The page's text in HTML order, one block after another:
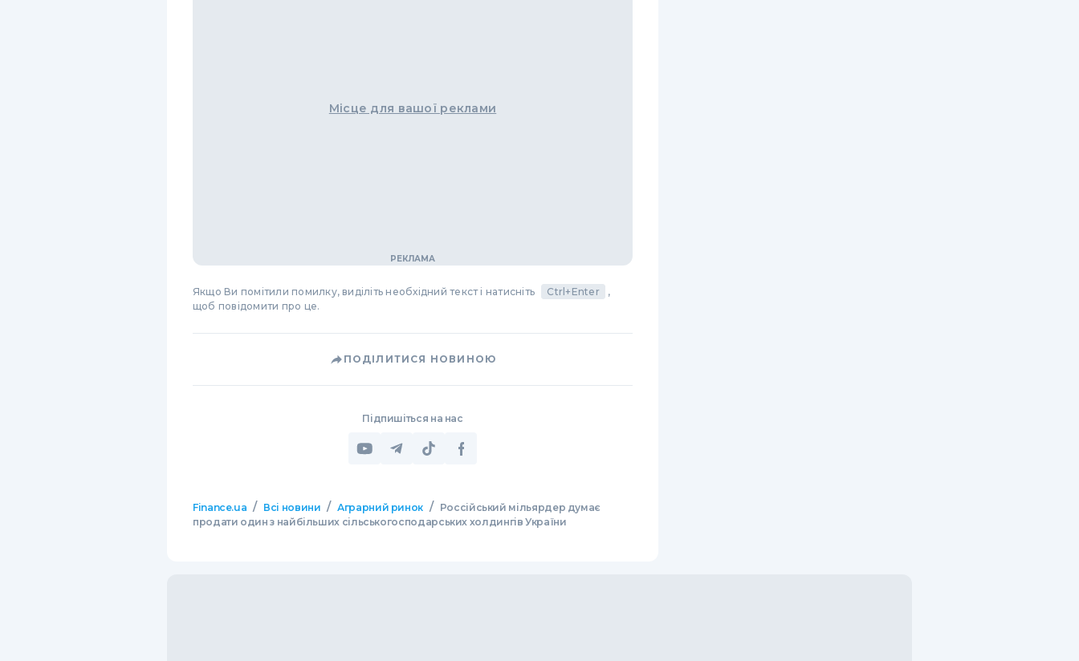
Місце для вашої реклами
Якщо Ви помітили помилку, виділіть необхідний текст і натисніть Ctrl+Enter
,
щоб повідомити про це.
ПОДІЛИТИСЯ НОВИНОЮ
Підпишіться на нас
Finance.ua / Всі новини / Аграрний ринок /
Россійський мільярдер думає
продати один з найбільших сільськогосподарських холдингів України